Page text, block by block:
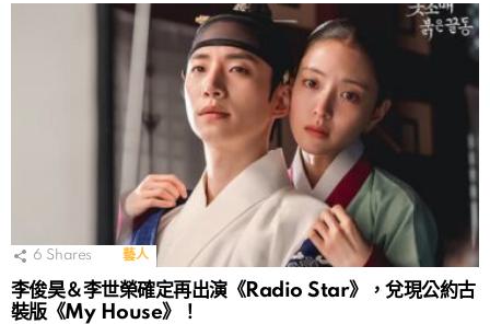
6 Shares 藝人
李俊昊＆李世榮確定再出演《Radio Star》，兌現公約古
裝版《My House》！